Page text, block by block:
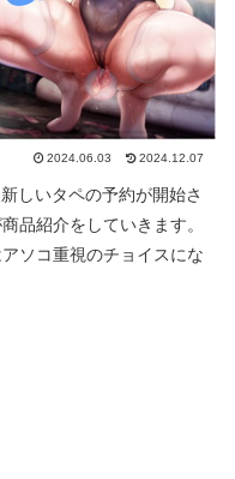
2024.06.03 2024.12.07
しいタペの予約が開始さ
品紹介をしていきます。
ソコ重視のチョイスにな